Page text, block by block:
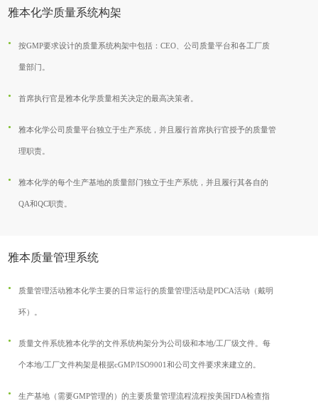
雅本化学质量系统构架
按GMP要求设计的质量系统构架中包括：CEO、公司质量平台和各工厂质
量部门。
首席执行官是雅本化学质量相关决定的最高决策者。
雅本化学公司质量平台独立于生产系统，并且履行首席执行官授予的质量管
理职责。
雅本化学的每个生产基地的质量部门独立于生产系统，并且履行其各自的
QA和QC职责。
雅本质量管理系统
质量管理活动雅本化学主要的日常运行的质量管理活动是PDCA活动（戴明
环）。
质量文件系统雅本化学的文件系统构架分为公司级和本地/工厂级文件。每
个本地/工厂文件构架是根据cGMP/ISO9001和公司文件要求来建立的。
生产基地（需要GMP管理的）的主要质量管理流程流程按美国FDA检查指